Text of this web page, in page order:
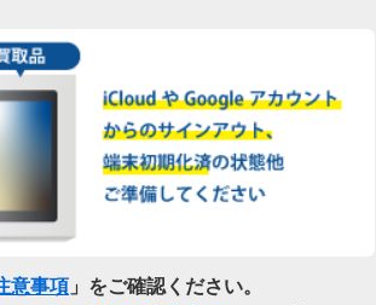
意事項 」をご確認ください。